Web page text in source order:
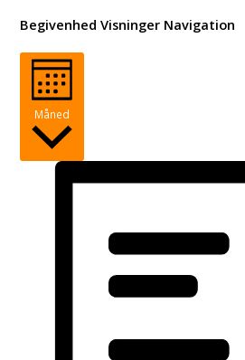
Begivenhed Visninger Navigation
Måned